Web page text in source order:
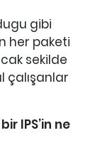
gibi
her paketi
sekilde
çalışanlar
IPS’in ne